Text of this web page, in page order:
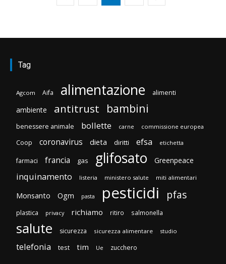
Tag
Agcom Aifa alimentazione alimenti
ambiente antitrust bambini
benessere animale bollette carne commissione europea
Coop coronavirus dieta diritti efsa etichetta
farmaci francia gas glifosato Greenpeace
inquinamento listeria ministero salute miti alimentari
Monsanto Ogm pasta pesticidi pfas
plastica privacy richiamo ritiro salmonella
salute sicurezza sicurezza alimentare studio
telefonia test tim Ue zucchero